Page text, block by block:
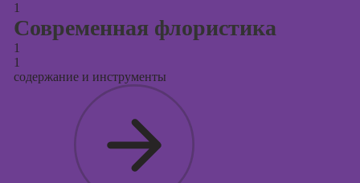
сайтов на Tilda
1
Современная флористика
1
1
содержание и инструменты